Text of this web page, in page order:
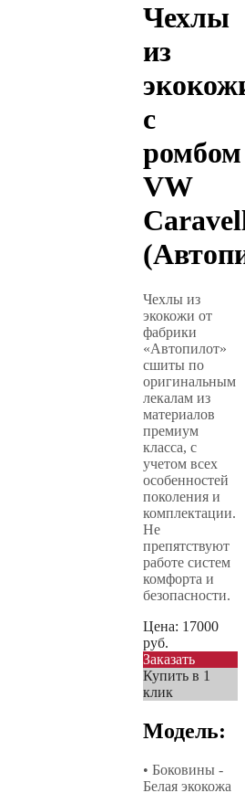
Чехлы
из
с
ромбом
VW
Чехлы из
экокожи от
фабрики
«Автопилот»
сшиты по
оригинальным
лекалам из
материалов
премиум
класса, с
учетом всех
особенностей
поколения и
комплектации.
Не
препятствуют
работе систем
комфорта и
безопасности.
Цена: 17000
руб.
Заказать
Купить в 1
клик
Модель:
• Боковины -
Белая экокожа